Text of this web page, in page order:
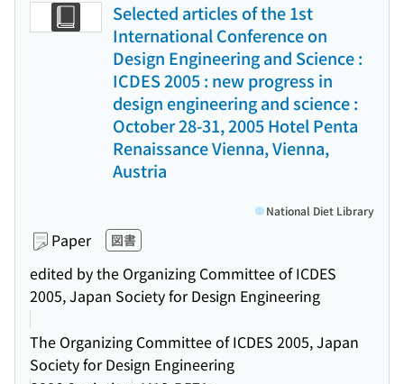
Selected articles of the 1st
International Conference on
Design Engineering and Science :
ICDES 2005 : new progress in
design engineering and science :
October 28-31, 2005 Hotel Penta
Renaissance Vienna, Vienna,
Austria
Paper 図書
edited by the Organizing Committee of ICDES
2005, Japan Society for Design Engineering
The Organizing Committee of ICDES 2005, Japan
Society for Design Engineering
National Diet Library